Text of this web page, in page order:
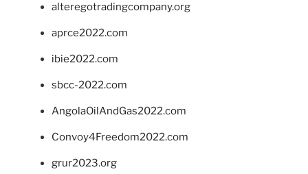
alteregotradingcompany.org
aprce2022.com
ibie2022.com
sbcc-2022.com
AngolaOilAndGas2022.com
Convoy4Freedom2022.com
grur2023.org